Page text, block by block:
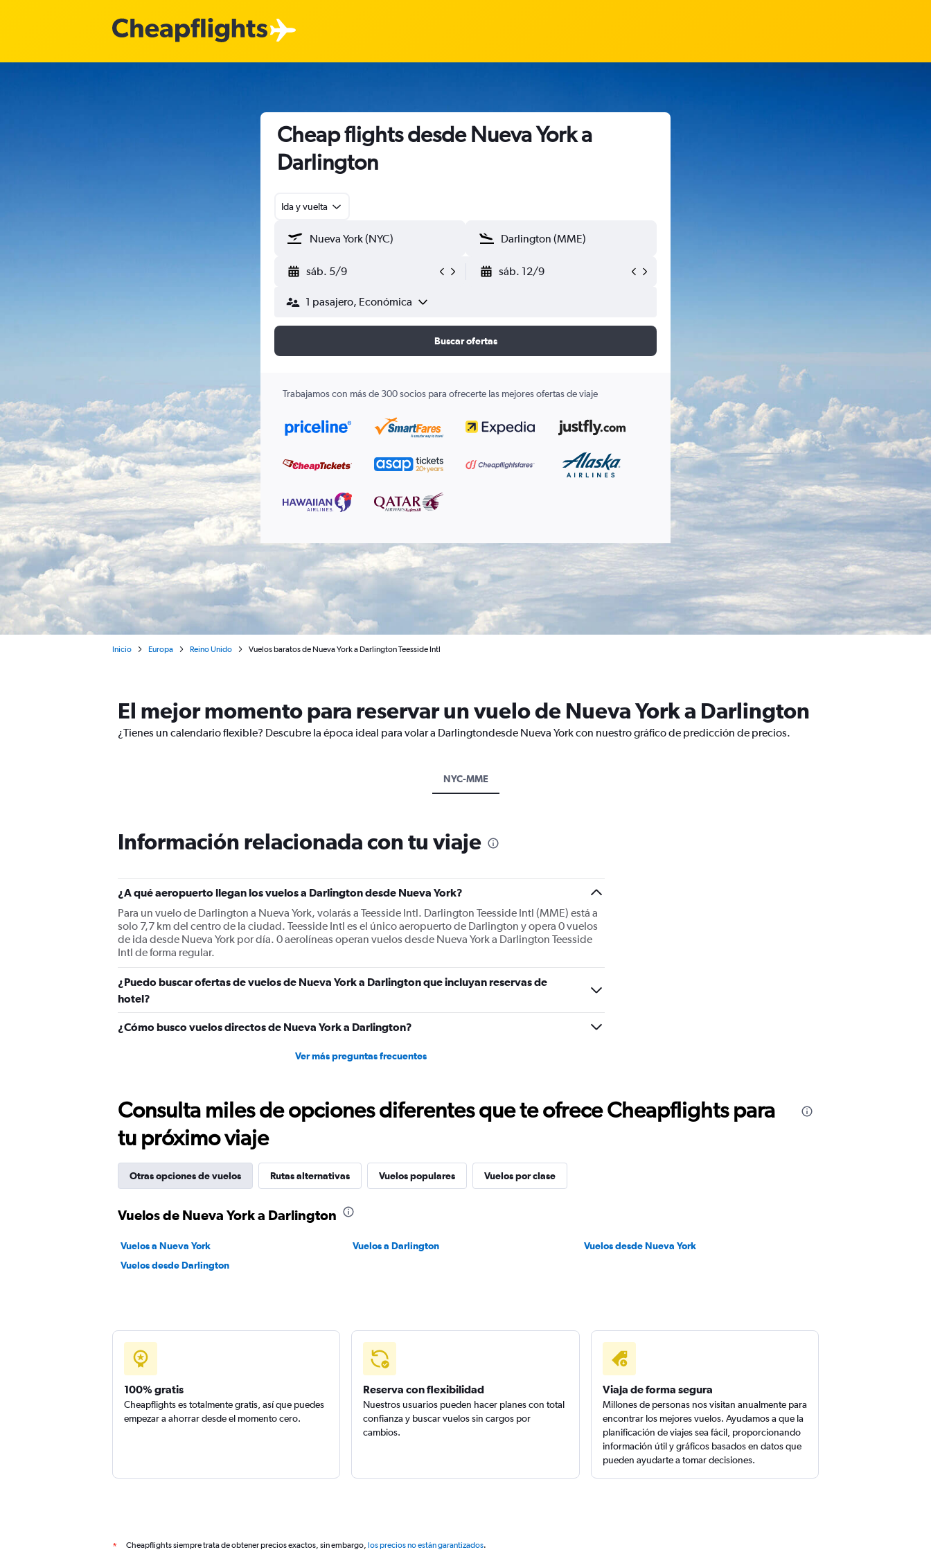
Cheap flights desde Nueva York a
Darlington
Ida y vuelta
sáb. 5/9 sáb. 12/9
1 pasajero, Económica
Buscar ofertas
Trabajamos con más de 300 socios para ofrecerte las mejores ofertas de viaje
Inicio Europa Reino Unido Vuelos baratos de Nueva York a Darlington Teesside Intl
El mejor momento para reservar un vuelo de Nueva York a Darlington
¿Tienes un calendario flexible? Descubre la época ideal para volar a Darlingtondesde Nueva York con nuestro gráfico de predicción de precios.
NYC-MME
Información relacionada con tu viaje
¿A qué aeropuerto llegan los vuelos a Darlington desde Nueva York?
Para un vuelo de Darlington a Nueva York, volarás a Teesside Intl. Darlington Teesside Intl (MME) está a
solo 7,7 km del centro de la ciudad. Teesside Intl es el único aeropuerto de Darlington y opera 0 vuelos
de ida desde Nueva York por día. 0 aerolíneas operan vuelos desde Nueva York a Darlington Teesside
Intl de forma regular.
¿Puedo buscar ofertas de vuelos de Nueva York a Darlington que incluyan reservas de
hotel?
¿Cómo busco vuelos directos de Nueva York a Darlington?
Ver más preguntas frecuentes
Consulta miles de opciones diferentes que te ofrece Cheapflights para
tu próximo viaje
Otras opciones de vuelos Rutas alternativas Vuelos populares Vuelos por clase
Vuelos de Nueva York a Darlington
Vuelos a Nueva York Vuelos a Darlington
Vuelos desde Nueva York
Vuelos desde Darlington
100% gratis
Cheapflights es totalmente gratis, así que puedes
empezar a ahorrar desde el momento cero.
Reserva con flexibilidad
Nuestros usuarios pueden hacer planes con total
confianza y buscar vuelos sin cargos por
cambios.
Viaja de forma segura
Millones de personas nos visitan anualmente para
encontrar los mejores vuelos. Ayudamos a que la
planificación de viajes sea fácil, proporcionando
información útil y gráficos basados en datos que
pueden ayudarte a tomar decisiones.
* Cheapflights siempre trata de obtener precios exactos, sin embargo, los precios no están garantizados.